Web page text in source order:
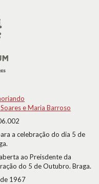
e Maria Barroso
a celebração do dia 5 de
ao Preisdente da
do 5 de Outubro. Braga.
1967